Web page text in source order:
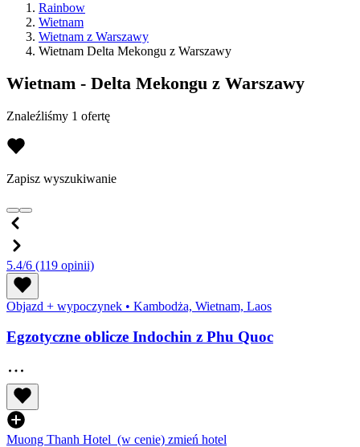
Rainbow
Wietnam
Wietnam z Warszawy
Wietnam Delta Mekongu z Warszawy
Wietnam - Delta Mekongu z Warszawy
Znaleźliśmy 1 ofertę
Zapisz wyszukiwanie
5.4/6 (119 opinii)
Objazd + wypoczynek • Kambodża, Wietnam, Laos
Egzotyczne oblicze Indochin z Phu Quoc
Muong Thanh Hotel (w cenie) zmień hotel